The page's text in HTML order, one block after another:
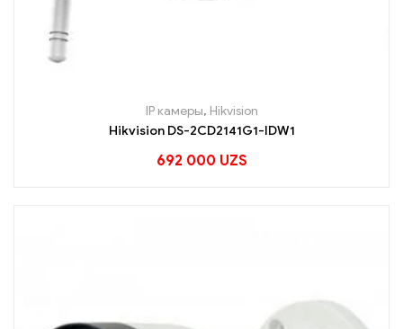
IP камеры, Hikvision
Hikvision DS-2CD2141G1-IDW1
692 000 UZS